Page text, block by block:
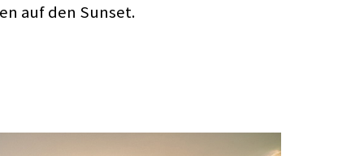
auf den Sunset.